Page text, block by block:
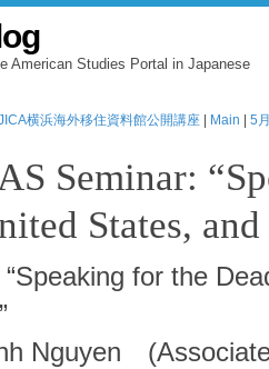
American Studies Portal in Japanese
横浜海外移住資料館公開講座 Main 5
Seminar:
States,
for the
Nguyen